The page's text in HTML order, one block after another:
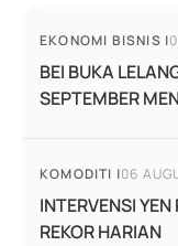
EKONOMI BISNIS |
BEI BUKA
SEPTEMBER
KOMODITI |06
INTERVENSI
REKOR HARIAN